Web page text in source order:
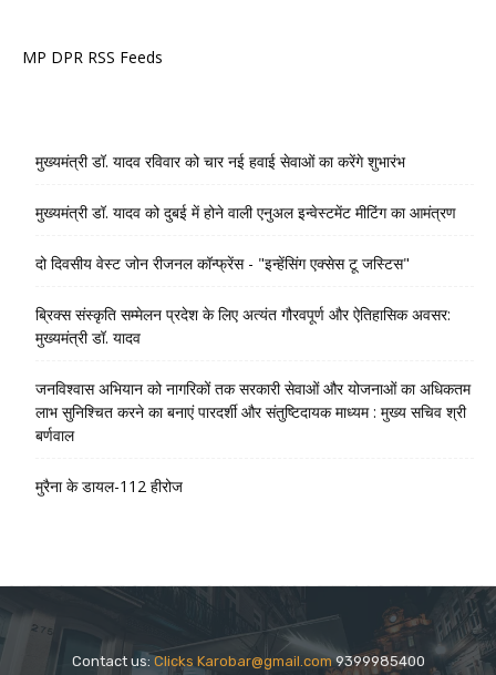
MP DPR RSS Feeds
मुख्यमंत्री डॉ. यादव रविवार को चार नई हवाई सेवाओं का करेंगे शुभारंभ
मुख्यमंत्री डॉ. यादव को दुबई में होने वाली एनुअल इन्वेस्टमेंट मीटिंग का आमंत्रण
दो दिवसीय वेस्ट जोन रीजनल कॉन्फ्रेंस - "इन्हेंसिंग एक्सेस टू जस्टिस"
ब्रिक्स संस्कृति सम्मेलन प्रदेश के लिए अत्यंत गौरवपूर्ण और ऐतिहासिक अवसर:
मुख्यमंत्री डॉ. यादव
जनविश्वास अभियान को नागरिकों तक सरकारी सेवाओं और योजनाओं का अधिकतम
लाभ सुनिश्चित करने का बनाएं पारदर्शी और संतुष्टिदायक माध्यम : मुख्य सचिव श्री
बर्णवाल
मुरैना के डायल-112 हीरोज
Contact us: Clicks Karobar@gmail.com9399985400